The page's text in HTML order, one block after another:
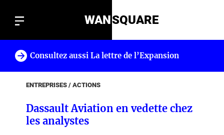
WANSQUARE
Consultez aussi La lettre de l’Expansion
ENTREPRISES / ACTIONS
Dassault Aviation en vedette chez
les analystes